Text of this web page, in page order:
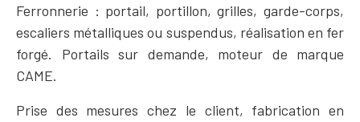
Ferronnerie : portail, portillon, grilles, garde-corps,
escaliers métalliques ou suspendus, réalisation en fer
forgé. Portails sur demande, moteur de marque
CAME.
Prise des mesures chez le client, fabrication en